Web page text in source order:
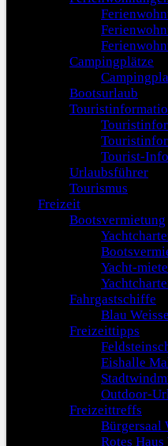
Campingplätze
Bootsurlaub
Tourist-
Urlaubsführer
Tourismus
Freizeit
Bootsvermietung
Yacht-
Fahrgastschiffe
Blau
Freizeittipps
Eishalle
Outdoor-
Freizeittreffs
Bürgersaal
Rotes